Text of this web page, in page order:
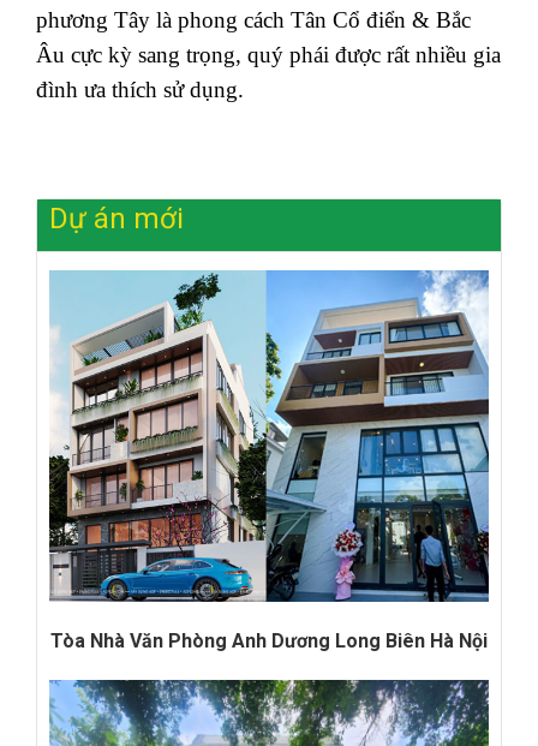
phương Tây là phong cách Tân Cổ điển & Bắc
Âu cực kỳ sang trọng, quý phái được rất nhiều gia
đình ưa thích sử dụng.
Dự án mới
Tòa Nhà Văn Phòng Anh Dương Long Biên Hà Nội